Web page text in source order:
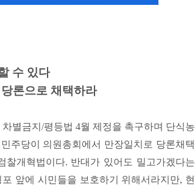
수 있다
론으로 채택하라
별금지/평등법 4월 제정을 촉구하며 단식농
주당이 의원총회에서 만장일치로 당론채택
찰개혁법이다. 반대가 있어도 밀고가겠다는
앞에 시민들을 보호하기 위해서라지만, 현